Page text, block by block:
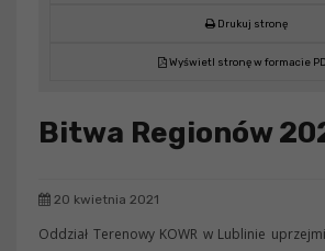
Drukuj stronę
Wyświetl stronę w formacie
Bitwa Regionów
20 kwietnia 2021
Oddział Terenowy KOWR w Lublinie